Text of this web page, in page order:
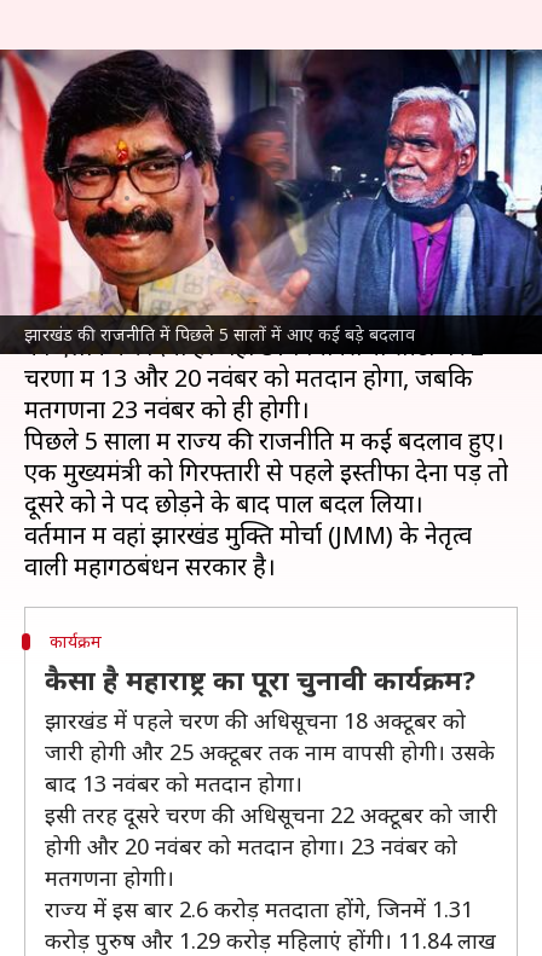
झारखंड की राजनीति में पिछले 5 सालों में आए कई बड़े बदलाव
झारखंड विधानसभा चुनाव: 5 साल में
कैसे बदली राजनीति? मुख्यमंत्री की
गिरफ्तारी सहित हुए दल बदल
लेखन भारत शर्मा Oct 16, 2024 12:38 pm
क्या है खबर?
चुनाव आयोगनेझारखंडमें विधानसभा चुनाव की तारीखों
का ऐलान कर दिया है। वहां 81 विधानसभा सीटों पर 2
चरणों में 13 और 20 नवंबर को मतदान होगा, जबकि
मतगणना 23 नवंबर को ही होगी।
पिछले 5 सालों में राज्य की राजनीति में कई बदलाव हुए।
एक मुख्यमंत्री को गिरफ्तारी से पहले इस्तीफा देना पड़ तो
दूसरे को ने पद छोड़ने के बाद पाल बदल लिया।
वर्तमान में वहां झारखंड मुक्ति मोर्चा (JMM) के नेतृत्व
कार्यक्रम
कैसा है महाराष्ट्र का पूरा चुनावी कार्यक्रम?
झारखंड में पहले चरण की अधिसूचना 18 अक्टूबर को
जारी होगी और 25 अक्टूबर तक नाम वापसी होगी। उसके
बाद 13 नवंबर को मतदान होगा।
इसी तरह दूसरे चरण की अधिसूचना 22 अक्टूबर को जारी
होगी और 20 नवंबर को मतदान होगा। 23 नवंबर को
मतगणना होगाी।
राज्य में इस बार 2.6 करोड़ मतदाता होंगे, जिनमें 1.31
करोड़ पुरुष और 1.29 करोड़ महिलाएं होंगी। 11.84 लाख